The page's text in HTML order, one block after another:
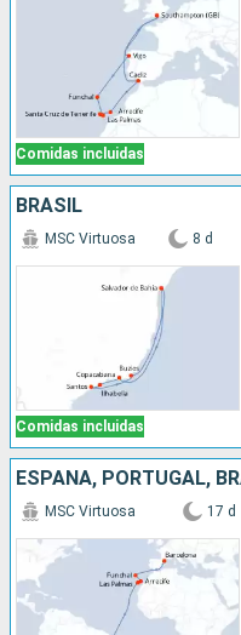
Comidas incluidas
BRASIL
Comidas incluidas
MSC Virtuosa 8 d
ESPAÑA, PORTUGAL,
MSC Virtuosa 17 d